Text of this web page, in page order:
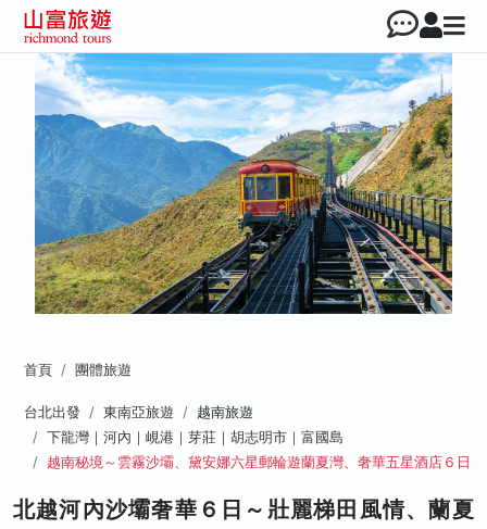
首頁 團體旅遊
台北出發 東南亞旅遊
越南旅遊
下龍灣｜河內｜峴港｜芽莊｜胡志明市｜富國島
越南秘境～雲霧沙壩、黛安娜六星郵輪遊蘭夏灣、奢華五星酒店６日
北越河內沙壩奢華６日～壯麗梯田風情、蘭夏